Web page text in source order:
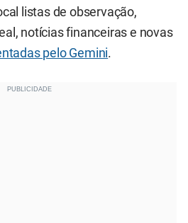
listas de observação,
notícias financeiras e novas
pelo Gemini.